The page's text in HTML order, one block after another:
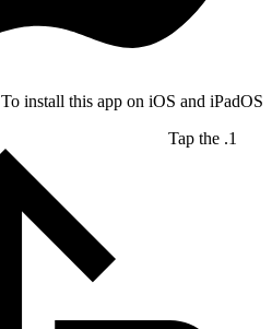
To install this app on iOS and iPadOS
Tap the